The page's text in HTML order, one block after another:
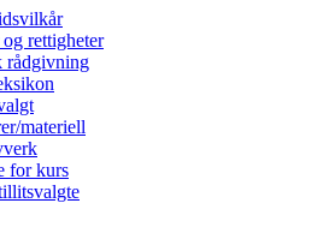
rettigheter
rådgivning
materiell
for kurs